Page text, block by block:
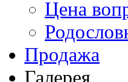
Цена
Продажа
Галерея